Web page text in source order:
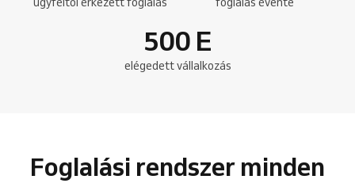
500 E
elégedett vállalkozás
Foglalási rendszer minden